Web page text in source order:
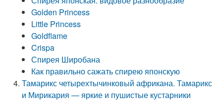
Golden Princess
Little Princess
Goldflame
Crispa
Спирея Широбана
Как правильно сажать спирею японскую
Тамарикс четырехтычинковый африкана. Тамарикс
и Мирикария — яркие и пушистые кустарники